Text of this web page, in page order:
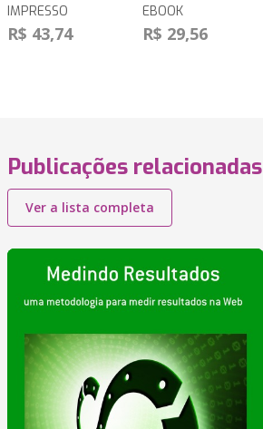
IMPRESSO
R$ 43,74
EBOOK
R$ 29,56
Publicações relacionadas
Ver a lista completa